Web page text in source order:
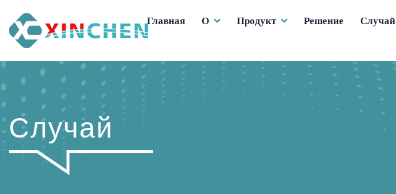
Главная О Продукт Решение Случай
Случай